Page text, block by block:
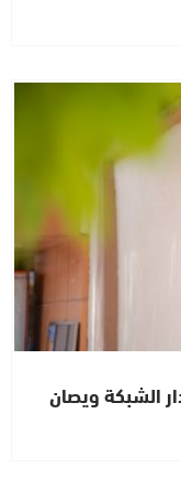
الشبكة ويصان